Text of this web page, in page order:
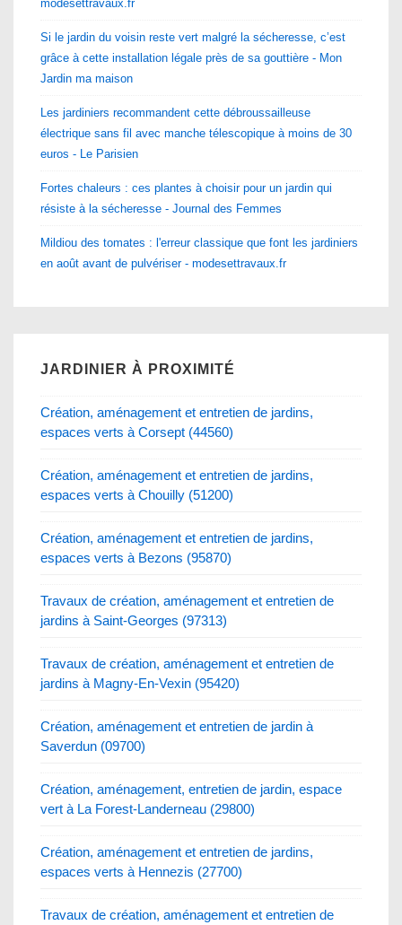
modesettravaux.fr
Si le jardin du voisin reste vert malgré la sécheresse, c’est
grâce à cette installation légale près de sa gouttière - Mon
Jardin ma maison
Les jardiniers recommandent cette débroussailleuse
électrique sans fil avec manche télescopique à moins de 30
euros - Le Parisien
Fortes chaleurs : ces plantes à choisir pour un jardin qui
résiste à la sécheresse - Journal des Femmes
Mildiou des tomates : l'erreur classique que font les jardiniers
en août avant de pulvériser - modesettravaux.fr
JARDINIER À PROXIMITÉ
Création, aménagement et entretien de jardins,
espaces verts à Corsept (44560)
Création, aménagement et entretien de jardins,
espaces verts à Chouilly (51200)
Création, aménagement et entretien de jardins,
espaces verts à Bezons (95870)
Travaux de création, aménagement et entretien de
jardins à Saint-Georges (97313)
Travaux de création, aménagement et entretien de
jardins à Magny-En-Vexin (95420)
Création, aménagement et entretien de jardin à
Saverdun (09700)
Création, aménagement, entretien de jardin, espace
vert à La Forest-Landerneau (29800)
Création, aménagement et entretien de jardins,
espaces verts à Hennezis (27700)
Travaux de création, aménagement et entretien de